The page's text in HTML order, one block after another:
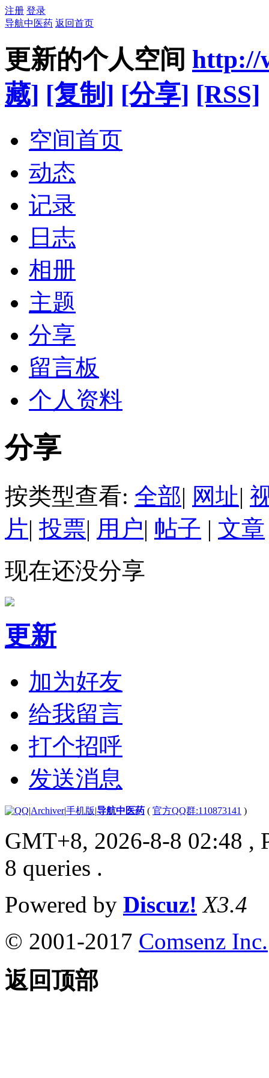
注册 登录
导航中医药 返回首页
更新的个人空间 http://
藏] [复制] [分享] [RSS]
空间首页
动态
记录
日志
相册
主题
分享
留言板
个人资料
分享
按类型查看: 全部| 网址|
片| 投票| 用户| 帖子 | 文章
现在还没分享
更新
加为好友
给我留言
打个招呼
发送消息
|Archiver|手机版|导航中医药 ( 官方QQ群:110873141 )
GMT+8, 2026-8-8 02:48 ,
8 queries .
Powered by Discuz! X3.4
© 2001-2017 Comsenz Inc.
返回顶部